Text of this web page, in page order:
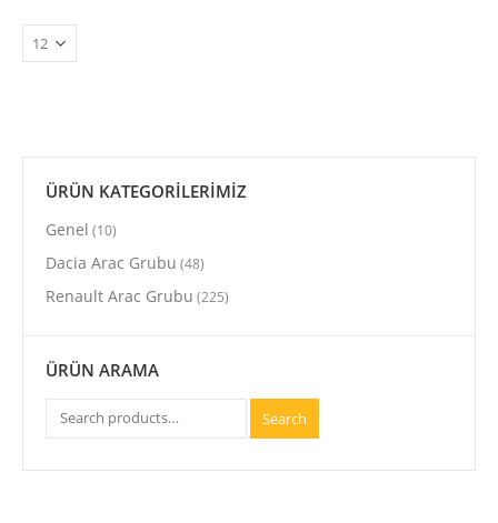
ÜRÜN KATEGORİLERİMİZ
Genel (10)
Dacia Arac Grubu (48)
Renault Arac Grubu (225)
ÜRÜN ARAMA
Search